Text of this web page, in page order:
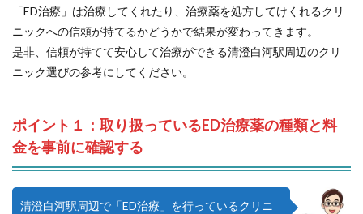
「ED治療」は治療してくれたり、治療薬を処方してけくれるクリ
ニックへの信頼が持てるかどうかで結果が変わってきます。
是非、信頼が持てて安心して治療ができる清澄白河駅周辺のクリ
ニック選びの参考にしてください。
ポイント１：取り扱っているED治療薬の種類と料
金を事前に確認する
清澄白河駅周辺で「ED治療」を行っているクリニ